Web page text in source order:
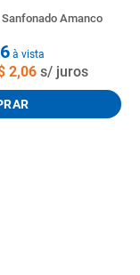
Amanco
à vista
2,06 s/ juros